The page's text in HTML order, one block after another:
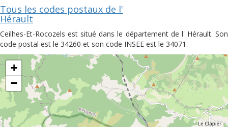
Tous les codes postaux de l'
Hérault
Ceilhes-Et-Rocozels est situé dans le département de l' Hérault. Son
code postal est le 34260 et son code INSEE est le 34071.
+
−